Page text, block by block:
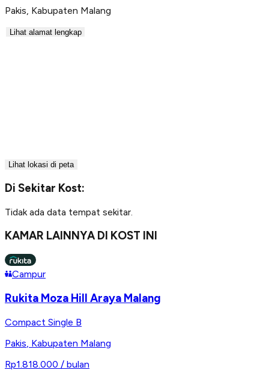
Pakis Kabupaten Malang
Lihat alamat lengkap
Lihat lokasi di peta
Di Sekitar Kost:
Tidak ada data tempat sekitar.
KAMAR LAINNYA DI KOST INI
Campur
Rukita Moza Hill Araya Malang
Compact Single B
Pakis Kabupaten Malang
Rp1.818.000 / bulan